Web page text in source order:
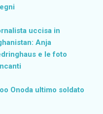
uccisa in
Anja
e le foto
Onoda ultimo soldato